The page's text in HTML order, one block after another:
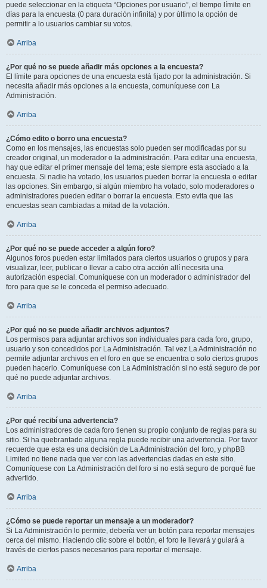
puede seleccionar en la etiqueta “Opciones por usuario”, el tiempo límite en
días para la encuesta (0 para duración infinita) y por último la opción de
permitir a lo usuarios cambiar su votos.
Arriba
¿Por qué no se puede añadir más opciones a la encuesta?
El límite para opciones de una encuesta está fijado por la administración. Si
necesita añadir más opciones a la encuesta, comuníquese con La
Administración.
Arriba
¿Cómo edito o borro una encuesta?
Como en los mensajes, las encuestas solo pueden ser modificadas por su
creador original, un moderador o la administración. Para editar una encuesta,
hay que editar el primer mensaje del tema; este siempre esta asociado a la
encuesta. Si nadie ha votado, los usuarios pueden borrar la encuesta o editar
las opciones. Sin embargo, si algún miembro ha votado, solo moderadores o
administradores pueden editar o borrar la encuesta. Esto evita que las
encuestas sean cambiadas a mitad de la votación.
Arriba
¿Por qué no se puede acceder a algún foro?
Algunos foros pueden estar limitados para ciertos usuarios o grupos y para
visualizar, leer, publicar o llevar a cabo otra acción allí necesita una
autorización especial. Comuníquese con un moderador o administrador del
foro para que se le conceda el permiso adecuado.
Arriba
¿Por qué no se puede añadir archivos adjuntos?
Los permisos para adjuntar archivos son individuales para cada foro, grupo,
usuario y son concedidos por La Administración. Tal vez La Administración no
permite adjuntar archivos en el foro en que se encuentra o solo ciertos grupos
pueden hacerlo. Comuníquese con La Administración si no está seguro de por
qué no puede adjuntar archivos.
Arriba
¿Por qué recibí una advertencia?
Los administradores de cada foro tienen su propio conjunto de reglas para su
sitio. Si ha quebrantado alguna regla puede recibir una advertencia. Por favor
recuerde que esta es una decisión de La Administración del foro, y phpBB
Limited no tiene nada que ver con las advertencias dadas en este sitio.
Comuníquese con La Administración del foro si no está seguro de porqué fue
advertido.
Arriba
¿Cómo se puede reportar un mensaje a un moderador?
Si La Administración lo permite, debería ver un botón para reportar mensajes
cerca del mismo. Haciendo clic sobre el botón, el foro le llevará y guiará a
través de ciertos pasos necesarios para reportar el mensaje.
Arriba